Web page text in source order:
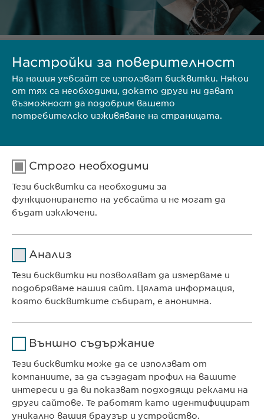
ТЕРИТОРИЯ
Ewopharma Ltd
ул. „8-ми декември“ № 13
КОНТАКТ
Телефон: +359 2 962 12 00
e-mail:info@ewopharma.bg
Настройки за поверителност
На нашия уебсайт се използват бисквитки. Някои
от тях са необходими, докато други ни дават
възможност да подобрим вашето
потребителско изживяване на страницата.
Строго необходими
Тези бисквитки са необходими за
функционирането на уебсайта и не могат да
бъдат изключени.
Продължителност 1 година
Цел
Съхранява състоянието
бисквитките на
потребителите.
Анализ
Тези бисквитки ни позволяват да измерваме и
подобряваме нашия сайт. Цялата информация,
която бисквитките събират, е анонимна.
Продължителност 1 day
Цел Generates statistical data.
Външно съдържание
Тези бисквитки може да се използват от
компаниите, за да създадат профил на вашите
интереси и да ви показват подходящи реклами на
други сайтове. Те работят като идентифицират
уникално вашия браузър и устройство.